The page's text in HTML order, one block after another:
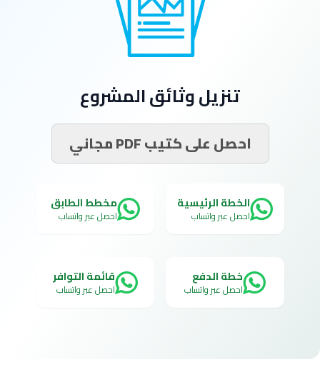
تنزيل وثائق المشروع
احصل على كتيب PDF مجاني
الخطة الرئيسية
احصل عبر واتساب
مخطط الطابق
احصل عبر واتساب
خطة الدفع
احصل عبر واتساب
قائمة التوافر
احصل عبر واتساب